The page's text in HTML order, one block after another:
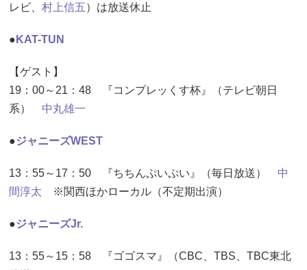
レビ、 村上信五）は放送休止
● KAT-TUN
【ゲスト】
19：00～21：48 『コンプレッくす杯』（テレビ朝日
系） 中丸雄一
●ジャニーズWEST
13：55～17：50 『ちちんぷいぷい』（毎日放送） 中
間淳太 ※関西ほかローカル（不定期出演）
●ジャニーズJr.
13：55～15：58 『ゴゴスマ』（CBC、TBS、TBC東北